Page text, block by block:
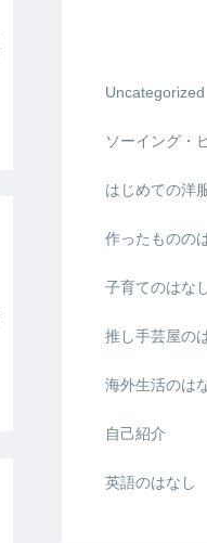
Uncategorized
ソーイング・
はじめての洋
作ったものの
子育てのはな
推し手芸屋の
海外生活のは
自己紹介
英語のはなし